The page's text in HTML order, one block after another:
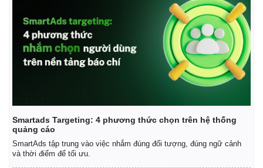
Smartads Targeting: 4 phương thức chọn trên hệ thống
quảng cáo
SmartAds tập trung vào việc nhắm đúng đối tượng, đúng ngữ cảnh
và thời điểm để tối ưu.